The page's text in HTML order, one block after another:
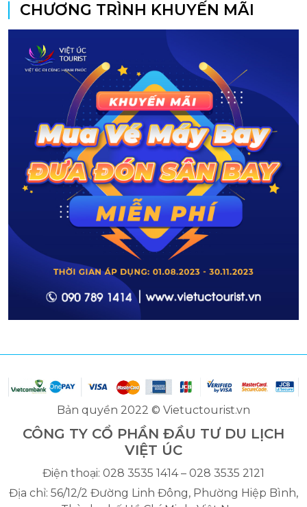
CHƯƠNG TRÌNH KHUYẾN MÃI
Bản quyền 2022 © Vietuctourist.vn
CÔNG TY CỔ PHẦN ĐẦU TƯ DU LỊCH
VIỆT ÚC
Điện thoại: 028 3535 1414 – 028 3535 2121
Địa chỉ: 56/12/2 Đường Linh Đông, Phường Hiệp Bình,